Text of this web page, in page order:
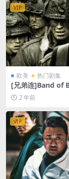
VIP
欧美 热门剧集
[兄弟连]Band of
001)[百度网盘+夸
P超清未删减资源
幕]
2 年前
VIP